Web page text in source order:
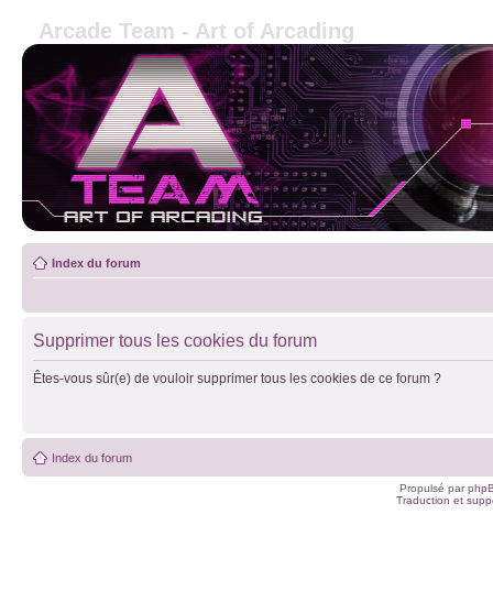
Arcade Team - Art of Arcading
Index du forum
Supprimer tous les cookies du forum
Êtes-vous sûr(e) de vouloir supprimer tous les cookies de ce forum ?
Index du forum
Propulsé par
Traduction et